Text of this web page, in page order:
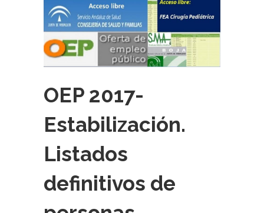
OEP 2017-
Estabilización.
Listados
definitivos de